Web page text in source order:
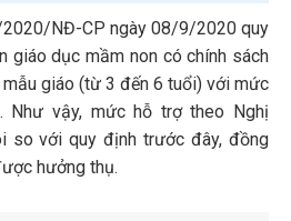
NĐ-CP ngày 08/9/2020 quy
giáo dục mầm non có chính sách
giáo (từ 3 đến 6 tuổi) với mức
Như vậy, mức hỗ trợ theo Nghị
so với quy định trước đây, đồng
hưởng thụ.